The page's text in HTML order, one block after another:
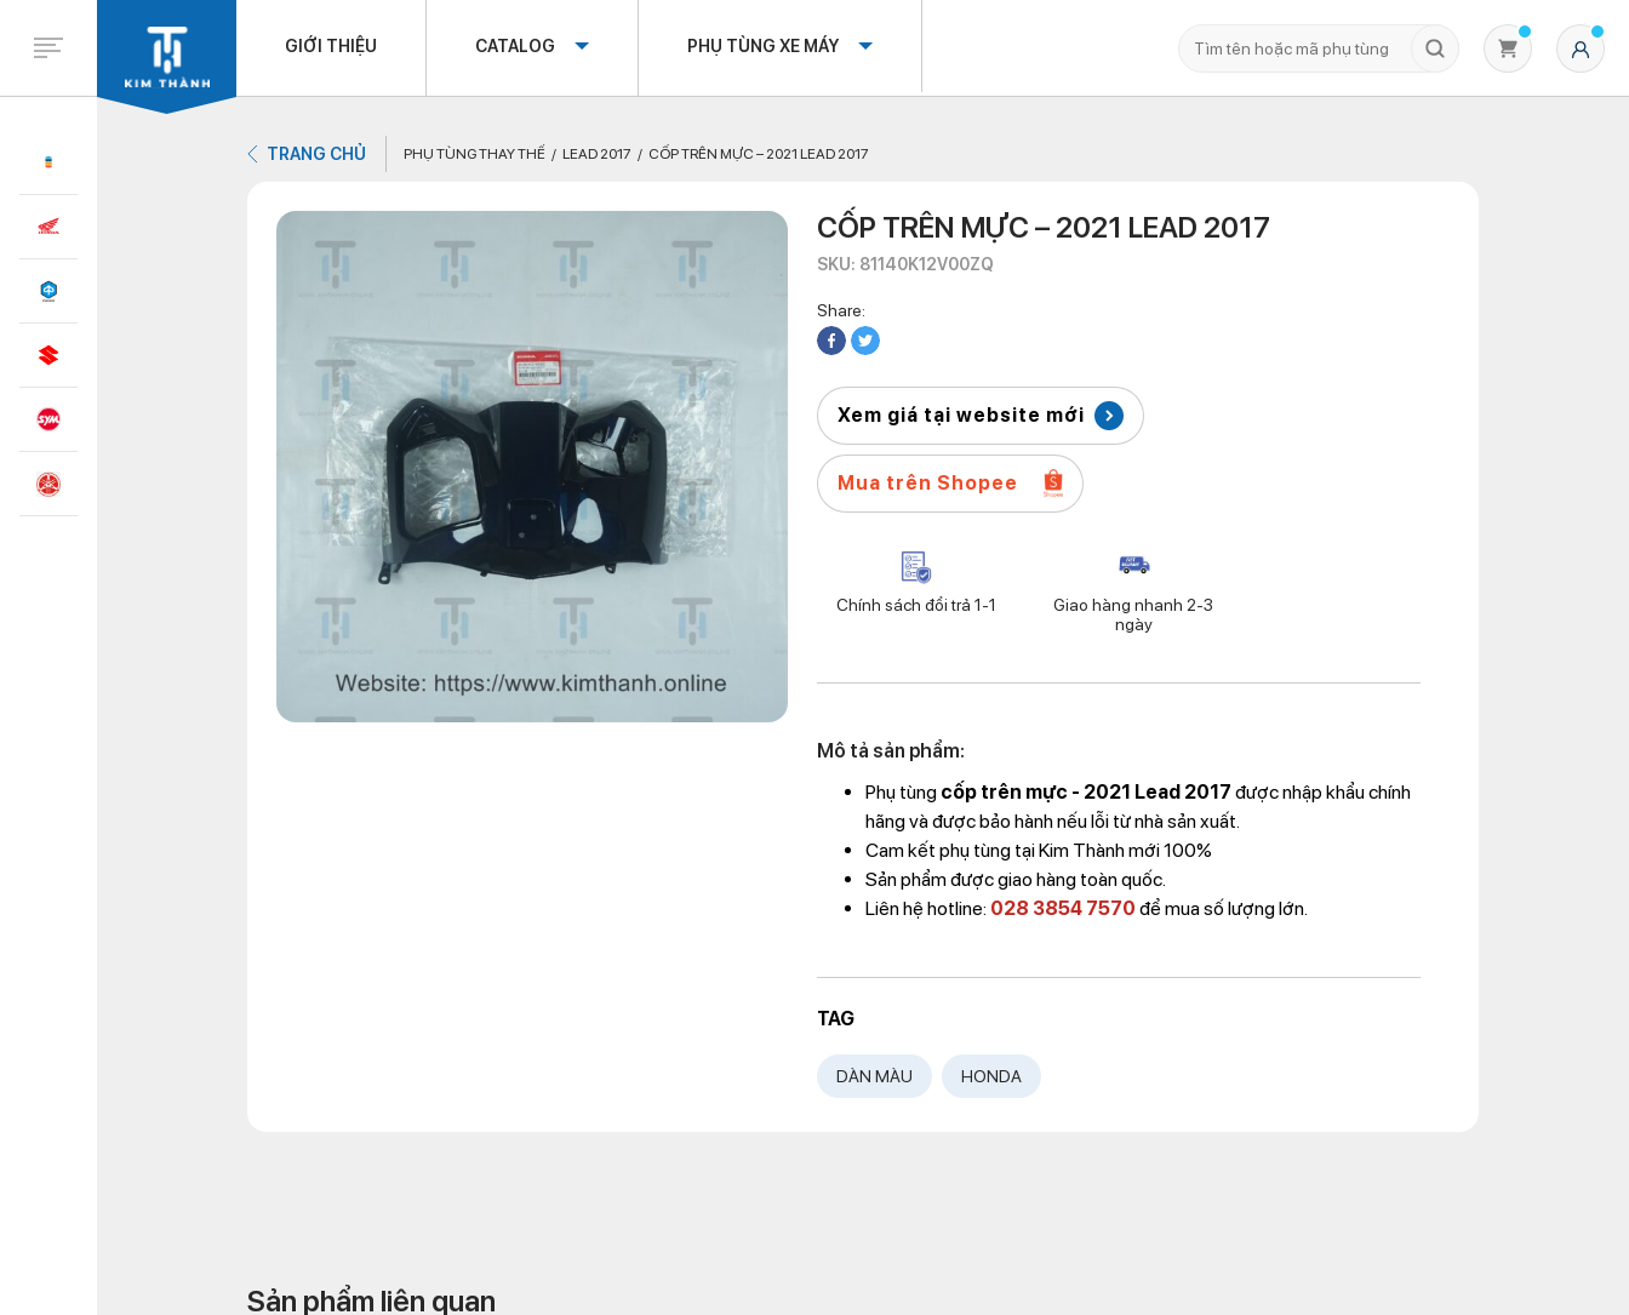
GIỚI THIỆU CATALOG PHỤ TÙNG XE MÁY
TRANG CHỦ PHỤ TÙNG THAY THẾ LEAD 2017 CỐP TRÊN MỰC – 2021 LEAD 2017
CỐP TRÊN MỰC – 2021 LEAD 2017
SKU: 81140K12V00ZQ
Share:
Xem giá tại website mới
Mua trên Shopee
Chính sách đổi trả 1-1
Giao hàng nhanh 2-3
ngày
Mô tả sản phẩm:
Phụ tùng cốp trên mực - 2021 Lead 2017được nhập khẩu chính
hãng và được bảo hành nếu lỗi từ nhà sản xuất.
Cam kết phụ tùng tại Kim Thành mới 100%
Sản phẩm được giao hàng toàn quốc.
Liên hệ hotline: 028 3854 7570 để mua số lượng lớn.
TAG
DÀN MÀU HONDA
Sản phẩm liên quan